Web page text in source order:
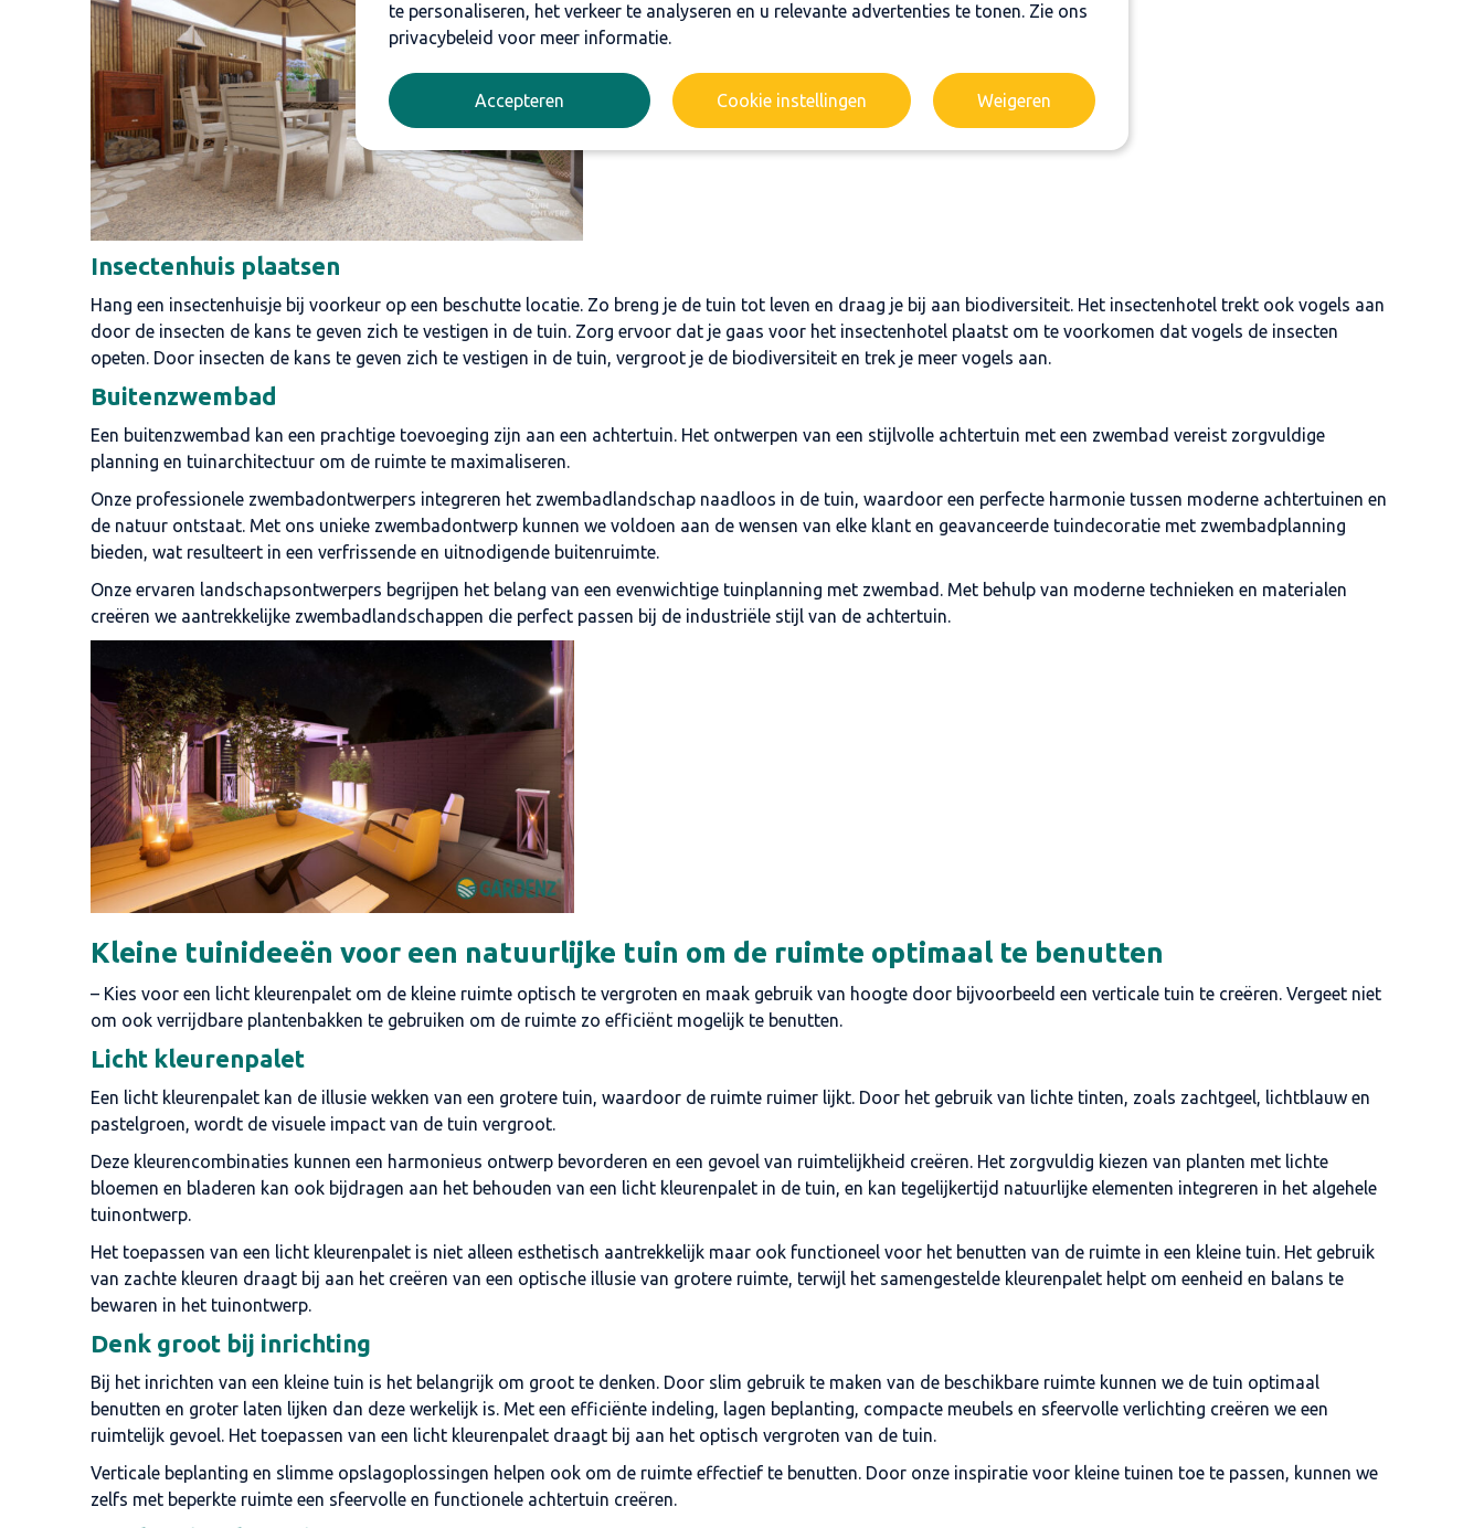
Insectenhuis plaatsen
Hang een insectenhuisje bij voorkeur op een beschutte locatie. Zo breng je de tuin tot leven en draag je bij aan biodiversiteit. Het insectenhotel trekt ook vogels aan
door de insecten de kans te geven zich te vestigen in de tuin. Zorg ervoor dat je gaas voor het insectenhotel plaatst om te voorkomen dat vogels de insecten
opeten. Door insecten de kans te geven zich te vestigen in de tuin, vergroot je de biodiversiteit en trek je meer vogels aan.
Buitenzwembad
Een buitenzwembad kan een prachtige toevoeging zijn aan een achtertuin. Het ontwerpen van een stijlvolle achtertuin met een zwembad vereist zorgvuldige
planning en tuinarchitectuur om de ruimte te maximaliseren.
Onze professionele zwembadontwerpers integreren het zwembadlandschap naadloos in de tuin, waardoor een perfecte harmonie tussen moderne achtertuinen en
de natuur ontstaat. Met ons unieke zwembadontwerp kunnen we voldoen aan de wensen van elke klant en geavanceerde tuindecoratie met zwembadplanning
bieden, wat resulteert in een verfrissende en uitnodigende buitenruimte.
Onze ervaren landschapsontwerpers begrijpen het belang van een evenwichtige tuinplanning met zwembad. Met behulp van moderne technieken en materialen
creëren we aantrekkelijke zwembadlandschappen die perfect passen bij de industriële stijl van de achtertuin.
Kleine tuinideeën voor een natuurlijke tuin om de ruimte optimaal te benutten
– Kies voor een licht kleurenpalet om de kleine ruimte optisch te vergroten en maak gebruik van hoogte door bijvoorbeeld een verticale tuin te creëren. Vergeet niet
om ook verrijdbare plantenbakken te gebruiken om de ruimte zo efficiënt mogelijk te benutten.
Licht kleurenpalet
Een licht kleurenpalet kan de illusie wekken van een grotere tuin, waardoor de ruimte ruimer lijkt. Door het gebruik van lichte tinten, zoals zachtgeel, lichtblauw en
pastelgroen, wordt de visuele impact van de tuin vergroot.
Deze kleurencombinaties kunnen een harmonieus ontwerp bevorderen en een gevoel van ruimtelijkheid creëren. Het zorgvuldig kiezen van planten met lichte
bloemen en bladeren kan ook bijdragen aan het behouden van een licht kleurenpalet in de tuin, en kan tegelijkertijd natuurlijke elementen integreren in het algehele
tuinontwerp.
Het toepassen van een licht kleurenpalet is niet alleen esthetisch aantrekkelijk maar ook functioneel voor het benutten van de ruimte in een kleine tuin. Het gebruik
van zachte kleuren draagt bij aan het creëren van een optische illusie van grotere ruimte, terwijl het samengestelde kleurenpalet helpt om eenheid en balans te
bewaren in het tuinontwerp.
Denk groot bij inrichting
Bij het inrichten van een kleine tuin is het belangrijk om groot te denken. Door slim gebruik te maken van de beschikbare ruimte kunnen we de tuin optimaal
benutten en groter laten lijken dan deze werkelijk is. Met een efficiënte indeling, lagen beplanting, compacte meubels en sfeervolle verlichting creëren we een
ruimtelijk gevoel. Het toepassen van een licht kleurenpalet draagt bij aan het optisch vergroten van de tuin.
Verticale beplanting en slimme opslagoplossingen helpen ook om de ruimte effectief te benutten. Door onze inspiratie voor kleine tuinen toe te passen, kunnen we
zelfs met beperkte ruimte een sfeervolle en functionele achtertuin creëren.
te personaliseren, het verkeer te analyseren en u relevante advertenties te tonen. Zie ons
privacybeleid voor meer informatie.
Accepteren Cookie instellingen Weigeren